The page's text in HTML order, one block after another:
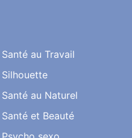
Santé au Travail
Silhouette
Santé au Naturel
Santé et Beauté